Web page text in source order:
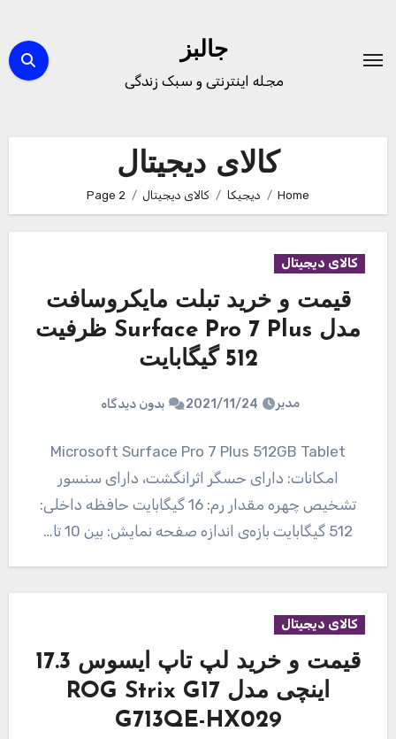
content
جالبز
مجله اینترنتی و سبک زندگی
کالای دیجیتال
Home دیجیکا کالای دیجیتال Page 2
کالای دیجیتال
قیمت و خرید تبلت مایکروسافت
مدل Surface Pro 7 Plus ظرفیت
512 گیگابایت
مدیر 2021/11/24 بدون دیدگاه
Microsoft Surface Pro 7 Plus 512GB Tablet
امکانات: دارای حسگر اثرانگشت، دارای سنسور
تشخیص چهره مقدار رم: 16 گیگابایت حافظه داخلی:
512 گیگابایت بازه‌ی اندازه صفحه نمایش: بین 10 تا…
کالای دیجیتال
قیمت و خرید لپ تاپ ایسوس 17.3
اینچی مدل ROG Strix G17
G713QE-HX029